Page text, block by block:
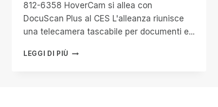
812-6358 HoverCam si allea con
DocuScan Plus al CES L'alleanza riunisce
una telecamera tascabile per documenti e...
LEGGI DI PIÙ COMUNICATO